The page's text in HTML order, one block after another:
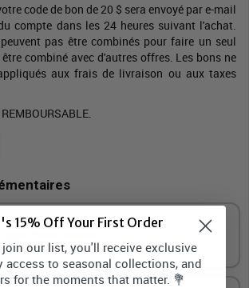
code de bon de 20 $ sera envoyé par e-mail
compte dans les 24 heures suivant l'achat.
pas être combinés pour faire un seul
combiné avec d'autres offres. Les bons ne
aux frais de livraison ou aux taxes
15% Off Your First Order
our list, you'll receive exclusive
access to seasonal collections, and
for the moments that matter. 💐